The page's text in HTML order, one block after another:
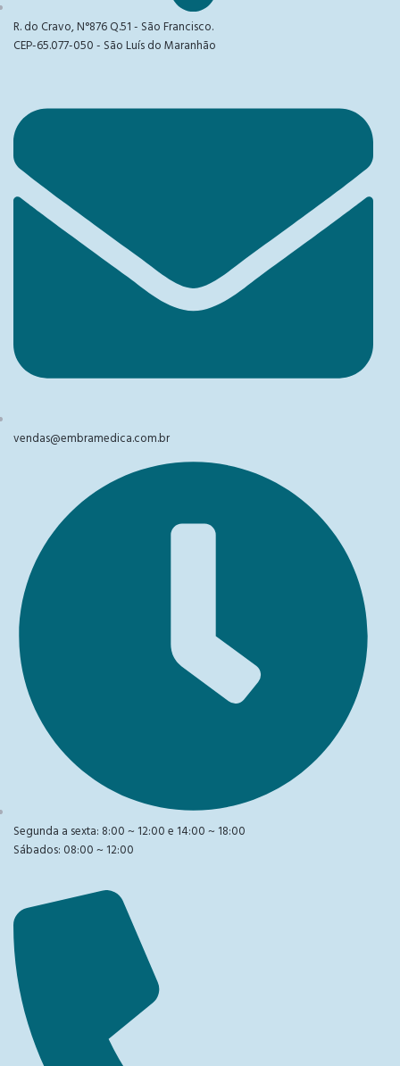
R. do Cravo, N°876 Q.51 - São Francisco.
CEP-65.077-050 - São Luís do Maranhão
vendas@embramedica.com.br
Segunda a sexta: 8:00 ~ 12:00 e 14:00 ~ 18:00
Sábados: 08:00 ~ 12:00